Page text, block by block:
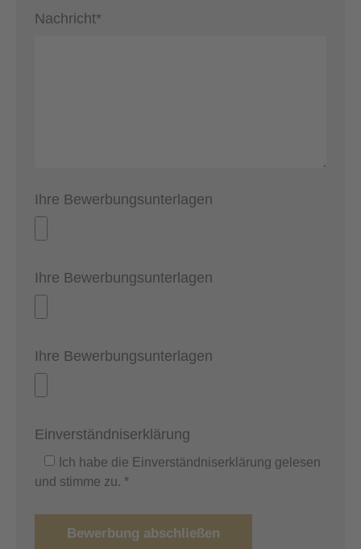
Nachricht*
Ihre Bewerbungsunterlagen
Ihre Bewerbungsunterlagen
Ihre Bewerbungsunterlagen
Einverständniserklärung
Ich habe die Einverständniserklärung gelesen
und stimme zu. *
Bewerbung abschließen